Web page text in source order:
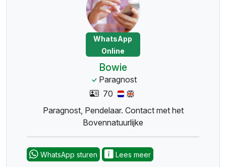
WhatsApp
Online
Bowie
Paragnost
70
Paragnost, Pendelaar. Contact met het
Bovennatuurlijke
WhatsApp sturen Lees meer